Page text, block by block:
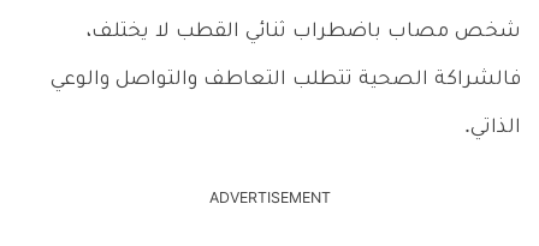
شخص مصاب باضطراب ثنائي القطب لا يختلف،
فالشراكة الصحية تتطلب التعاطف والتواصل والوعي
الذاتي.
ADVERTISEMENT